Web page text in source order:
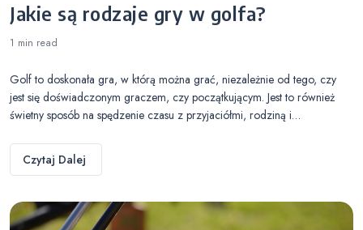
Jakie są rodzaje gry w golfa?
1 min read
Golf to doskonała gra, w którą można grać, niezależnie od tego, czy
jest się doświadczonym graczem, czy początkującym. Jest to również
świetny sposób na spędzenie czasu z przyjaciółmi, rodziną i…
Czytaj Dalej